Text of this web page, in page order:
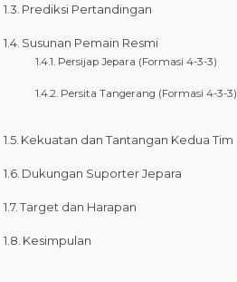
Prediksi Pertandingan
Susunan Pemain Resmi
Persijap Jepara (Formasi 4-3-3)
Persita Tangerang (Formasi 4-3-3)
Kekuatan dan Tantangan Kedua Tim
Dukungan Suporter Jepara
Target dan Harapan
Kesimpulan